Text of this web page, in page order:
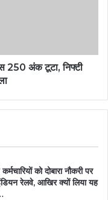
250 अंक टूटा, निफ्टी
कर्मचारियों को दोबारा नौकरी पर
रेलवे, आखिर क्यों लिया यह